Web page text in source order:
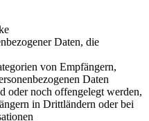
Daten, die
von Empfängern,
Daten
oder noch offengelegt werden,
in Drittländern oder bei